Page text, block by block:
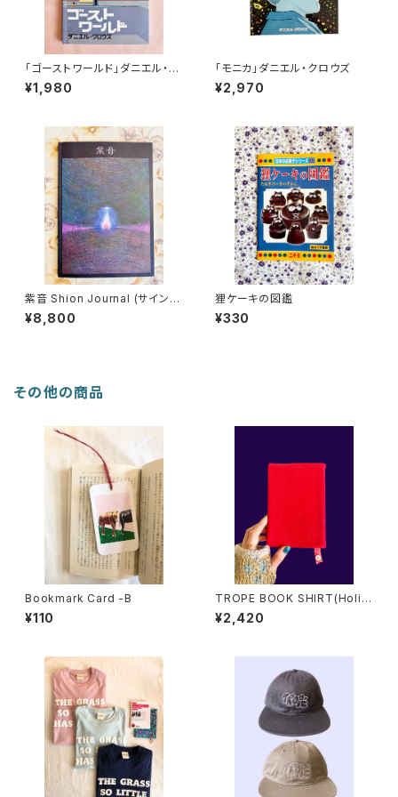
「ゴーストワールド」ダニエル・ク
ロウズ
¥1,980
「モニカ」ダニエル・クロウズ
¥2,970
紫音 Shion Journal (サイン
本)
¥8,800
狸ケーキの図鑑
¥330
その他の商品
Bookmark Card -B
¥110
TROPE BOOK SHIRT(Holid
ay Red)
¥2,420